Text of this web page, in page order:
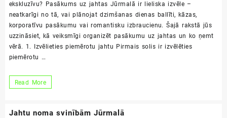
ekskluzīvu? Pasākums uz jahtas Jūrmalā ir lieliska izvēle –
neatkarīgi no tā, vai plānojat dzimšanas dienas ballīti, kāzas,
korporatīvu pasākumu vai romantisku izbraucienu. Šajā rakstā jūs
uzzināsiet, kā veiksmīgi organizēt pasākumu uz jahtas un ko ņemt
vērā. 1. Izvēlieties piemērotu jahtu Pirmais solis ir izvēlēties
piemērotu …
Kā
pasākumu
Read More
Jahtu noma svinībām Jūrmalā